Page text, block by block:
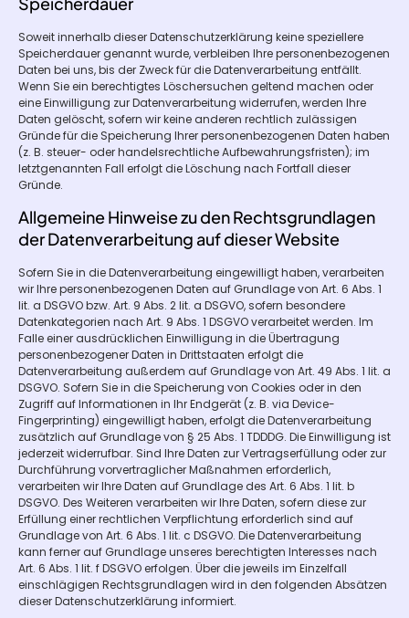
Soweit innerhalb dieser Datenschutzerklärung keine speziellere
Speicherdauer genannt wurde, verbleiben Ihre personenbezogenen
Daten bei uns, bis der Zweck für die Datenverarbeitung entfällt.
Wenn Sie ein berechtigtes Löschersuchen geltend machen oder
eine Einwilligung zur Datenverarbeitung widerrufen, werden Ihre
Daten gelöscht, sofern wir keine anderen rechtlich zulässigen
Gründe für die Speicherung Ihrer personenbezogenen Daten haben
(z. B. steuer- oder handelsrechtliche Aufbewahrungsfristen); im
letztgenannten Fall erfolgt die Löschung nach Fortfall dieser
Gründe.
Allgemeine Hinweise zu den Rechtsgrundlagen
der Datenverarbeitung auf dieser Website
Sofern Sie in die Datenverarbeitung eingewilligt haben, verarbeiten
wir Ihre personenbezogenen Daten auf Grundlage von Art. 6 Abs. 1
lit. a DSGVO bzw. Art. 9 Abs. 2 lit. a DSGVO, sofern besondere
Datenkategorien nach Art. 9 Abs. 1 DSGVO verarbeitet werden. Im
Falle einer ausdrücklichen Einwilligung in die Übertragung
personenbezogener Daten in Drittstaaten erfolgt die
Datenverarbeitung außerdem auf Grundlage von Art. 49 Abs. 1 lit. a
DSGVO. Sofern Sie in die Speicherung von Cookies oder in den
Zugriff auf Informationen in Ihr Endgerät (z. B. via Device-
Fingerprinting) eingewilligt haben, erfolgt die Datenverarbeitung
zusätzlich auf Grundlage von § 25 Abs. 1 TDDDG. Die Einwilligung ist
jederzeit widerrufbar. Sind Ihre Daten zur Vertragserfüllung oder zur
Durchführung vorvertraglicher Maßnahmen erforderlich,
verarbeiten wir Ihre Daten auf Grundlage des Art. 6 Abs. 1 lit. b
DSGVO. Des Weiteren verarbeiten wir Ihre Daten, sofern diese zur
Erfüllung einer rechtlichen Verpflichtung erforderlich sind auf
Grundlage von Art. 6 Abs. 1 lit. c DSGVO. Die Datenverarbeitung
kann ferner auf Grundlage unseres berechtigten Interesses nach
Art. 6 Abs. 1 lit. f DSGVO erfolgen. Über die jeweils im Einzelfall
einschlägigen Rechtsgrundlagen wird in den folgenden Absätzen
dieser Datenschutzerklärung informiert.